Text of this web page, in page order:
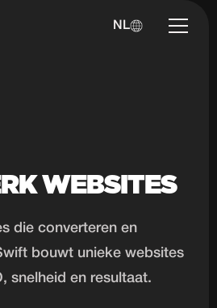
NL
WEBSITES
die converteren en
bouwt unieke websites
snelheid en resultaat.